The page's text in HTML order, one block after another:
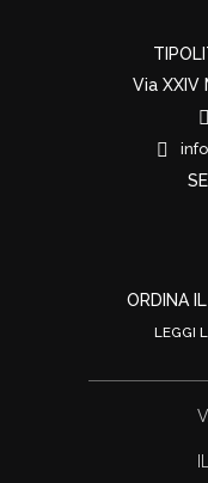
Via XXIV
ORDINA
LEGGI